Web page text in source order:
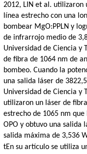
2012, LIN et al. utilizaron
línea estrecho con una
bombear MgO:PPLN y
de infrarrojo medio de
Universidad de Ciencia y
de fibra de 1064 nm de
bombeo. Cuando la
una salida láser de
Universidad de Ciencia y
utilizaron un láser de
estrecho de 1065 nm
OPO y obtuvo una salida
salida máxima de 3,536
tEn su artículo se utiliza